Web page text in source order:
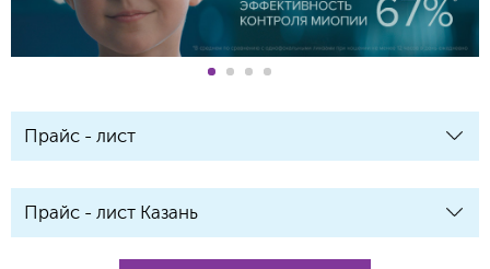
Прайс - лист
Прайс - лист Казань